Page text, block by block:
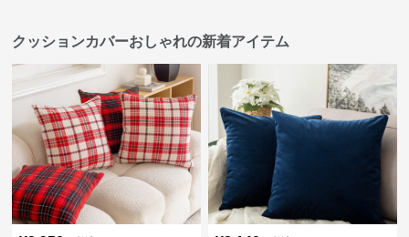
クッションカバーおしゃれの新着アイテム